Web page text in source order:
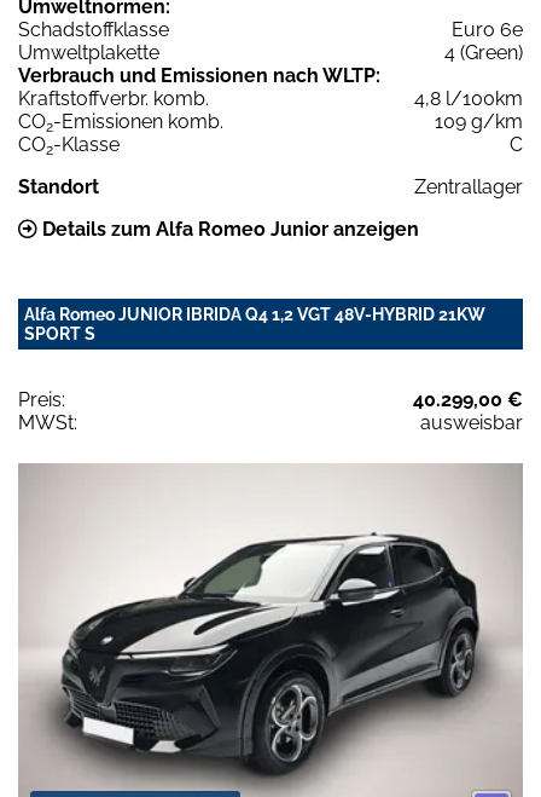
Umweltnormen:
Schadstoffklasse
Euro 6e
Umweltplakette
4 (Green)
Verbrauch und Emissionen nach WLTP:
Kraftstoffverbr. komb.
4,8 l/100km
CO2-Emissionen komb.
109 g/km
CO2-Klasse
C
Standort
Zentrallager
Details zum Alfa Romeo Junior anzeigen
Alfa Romeo JUNIOR IBRIDA Q4 1,2 VGT 48V-HYBRID 21KW
SPORT S
Preis:
40.299,00 €
MWSt:
ausweisbar